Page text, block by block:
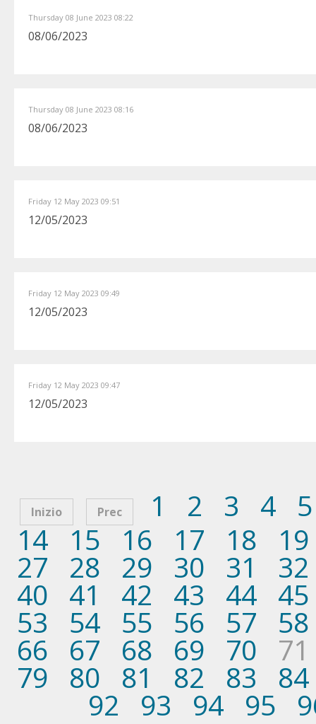
Thursday 08 June 2023 08:22
08/06/2023
Thursday 08 June 2023 08:16
08/06/2023
Friday 12 May 2023 09:51
12/05/2023
Friday 12 May 2023 09:49
12/05/2023
Friday 12 May 2023 09:47
12/05/2023
Inizio Prec 1 2 3 4
5
14
15 16 17 18 19
27 28 29 30 31 32
40 41 42 43 44 45
53 54 55 56 57 58
66 67 68 69 70 71
79 80 81 82 83 84
92 93 94 95